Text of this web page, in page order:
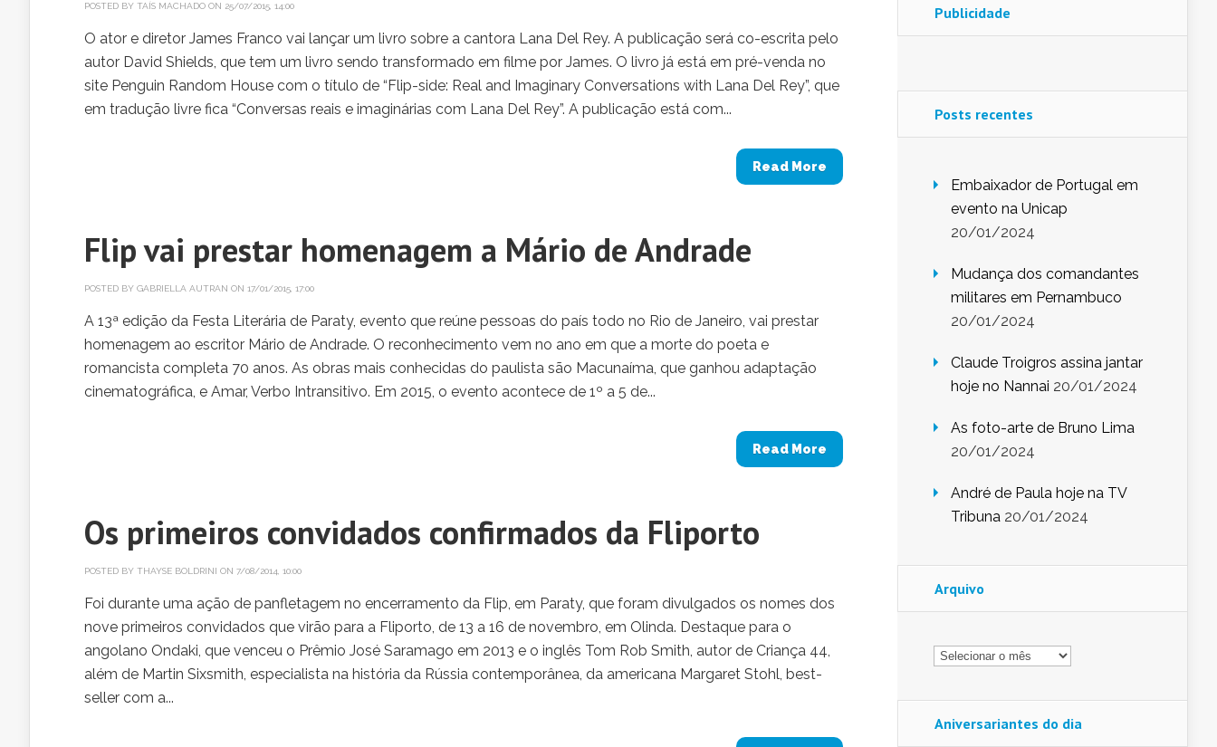
POSTED BY TAÍS MACHADO ON 25/07/2015, 14:00
O ator e diretor James Franco vai lançar um livro sobre a cantora Lana Del Rey. A publicação será co-escrita pelo
autor David Shields, que tem um livro sendo transformado em filme por James. O livro já está em pré-venda no
site Penguin Random House com o título de “Flip-side: Real and Imaginary Conversations with Lana Del Rey”, que
em tradução livre fica “Conversas reais e imaginárias com Lana Del Rey”. A publicação está com...
Read More
Flip vai prestar homenagem a Mário de Andrade
POSTED BY GABRIELLA AUTRAN ON 17/01/2015, 17:00
A 13ª edição da Festa Literária de Paraty, evento que reúne pessoas do país todo no Rio de Janeiro, vai prestar
homenagem ao escritor Mário de Andrade. O reconhecimento vem no ano em que a morte do poeta e
romancista completa 70 anos. As obras mais conhecidas do paulista são Macunaíma, que ganhou adaptação
cinematográfica, e Amar, Verbo Intransitivo. Em 2015, o evento acontece de 1º a 5 de...
Read More
Os primeiros convidados confirmados da Fliporto
POSTED BY THAYSE BOLDRINI ON 7/08/2014, 10:00
Foi durante uma ação de panfletagem no encerramento da Flip, em Paraty, que foram divulgados os nomes dos
nove primeiros convidados que virão para a Fliporto, de 13 a 16 de novembro, em Olinda. Destaque para o
angolano Ondaki, que venceu o Prêmio José Saramago em 2013 e o inglês Tom Rob Smith, autor de Criança 44,
além de Martin Sixsmith, especialista na história da Rússia contemporânea, da americana Margaret Stohl, best-
seller com a...
Publicidade
Posts recentes
Embaixador de Portugal em
evento na Unicap
20/01/2024
Mudança dos comandantes
militares em Pernambuco
20/01/2024
Claude Troigros assina jantar
hoje no Nannai 20/01/2024
As foto-arte de Bruno Lima
20/01/2024
André de Paula hoje na TV
Tribuna 20/01/2024
Arquivo
Arquivo
Aniversariantes do dia